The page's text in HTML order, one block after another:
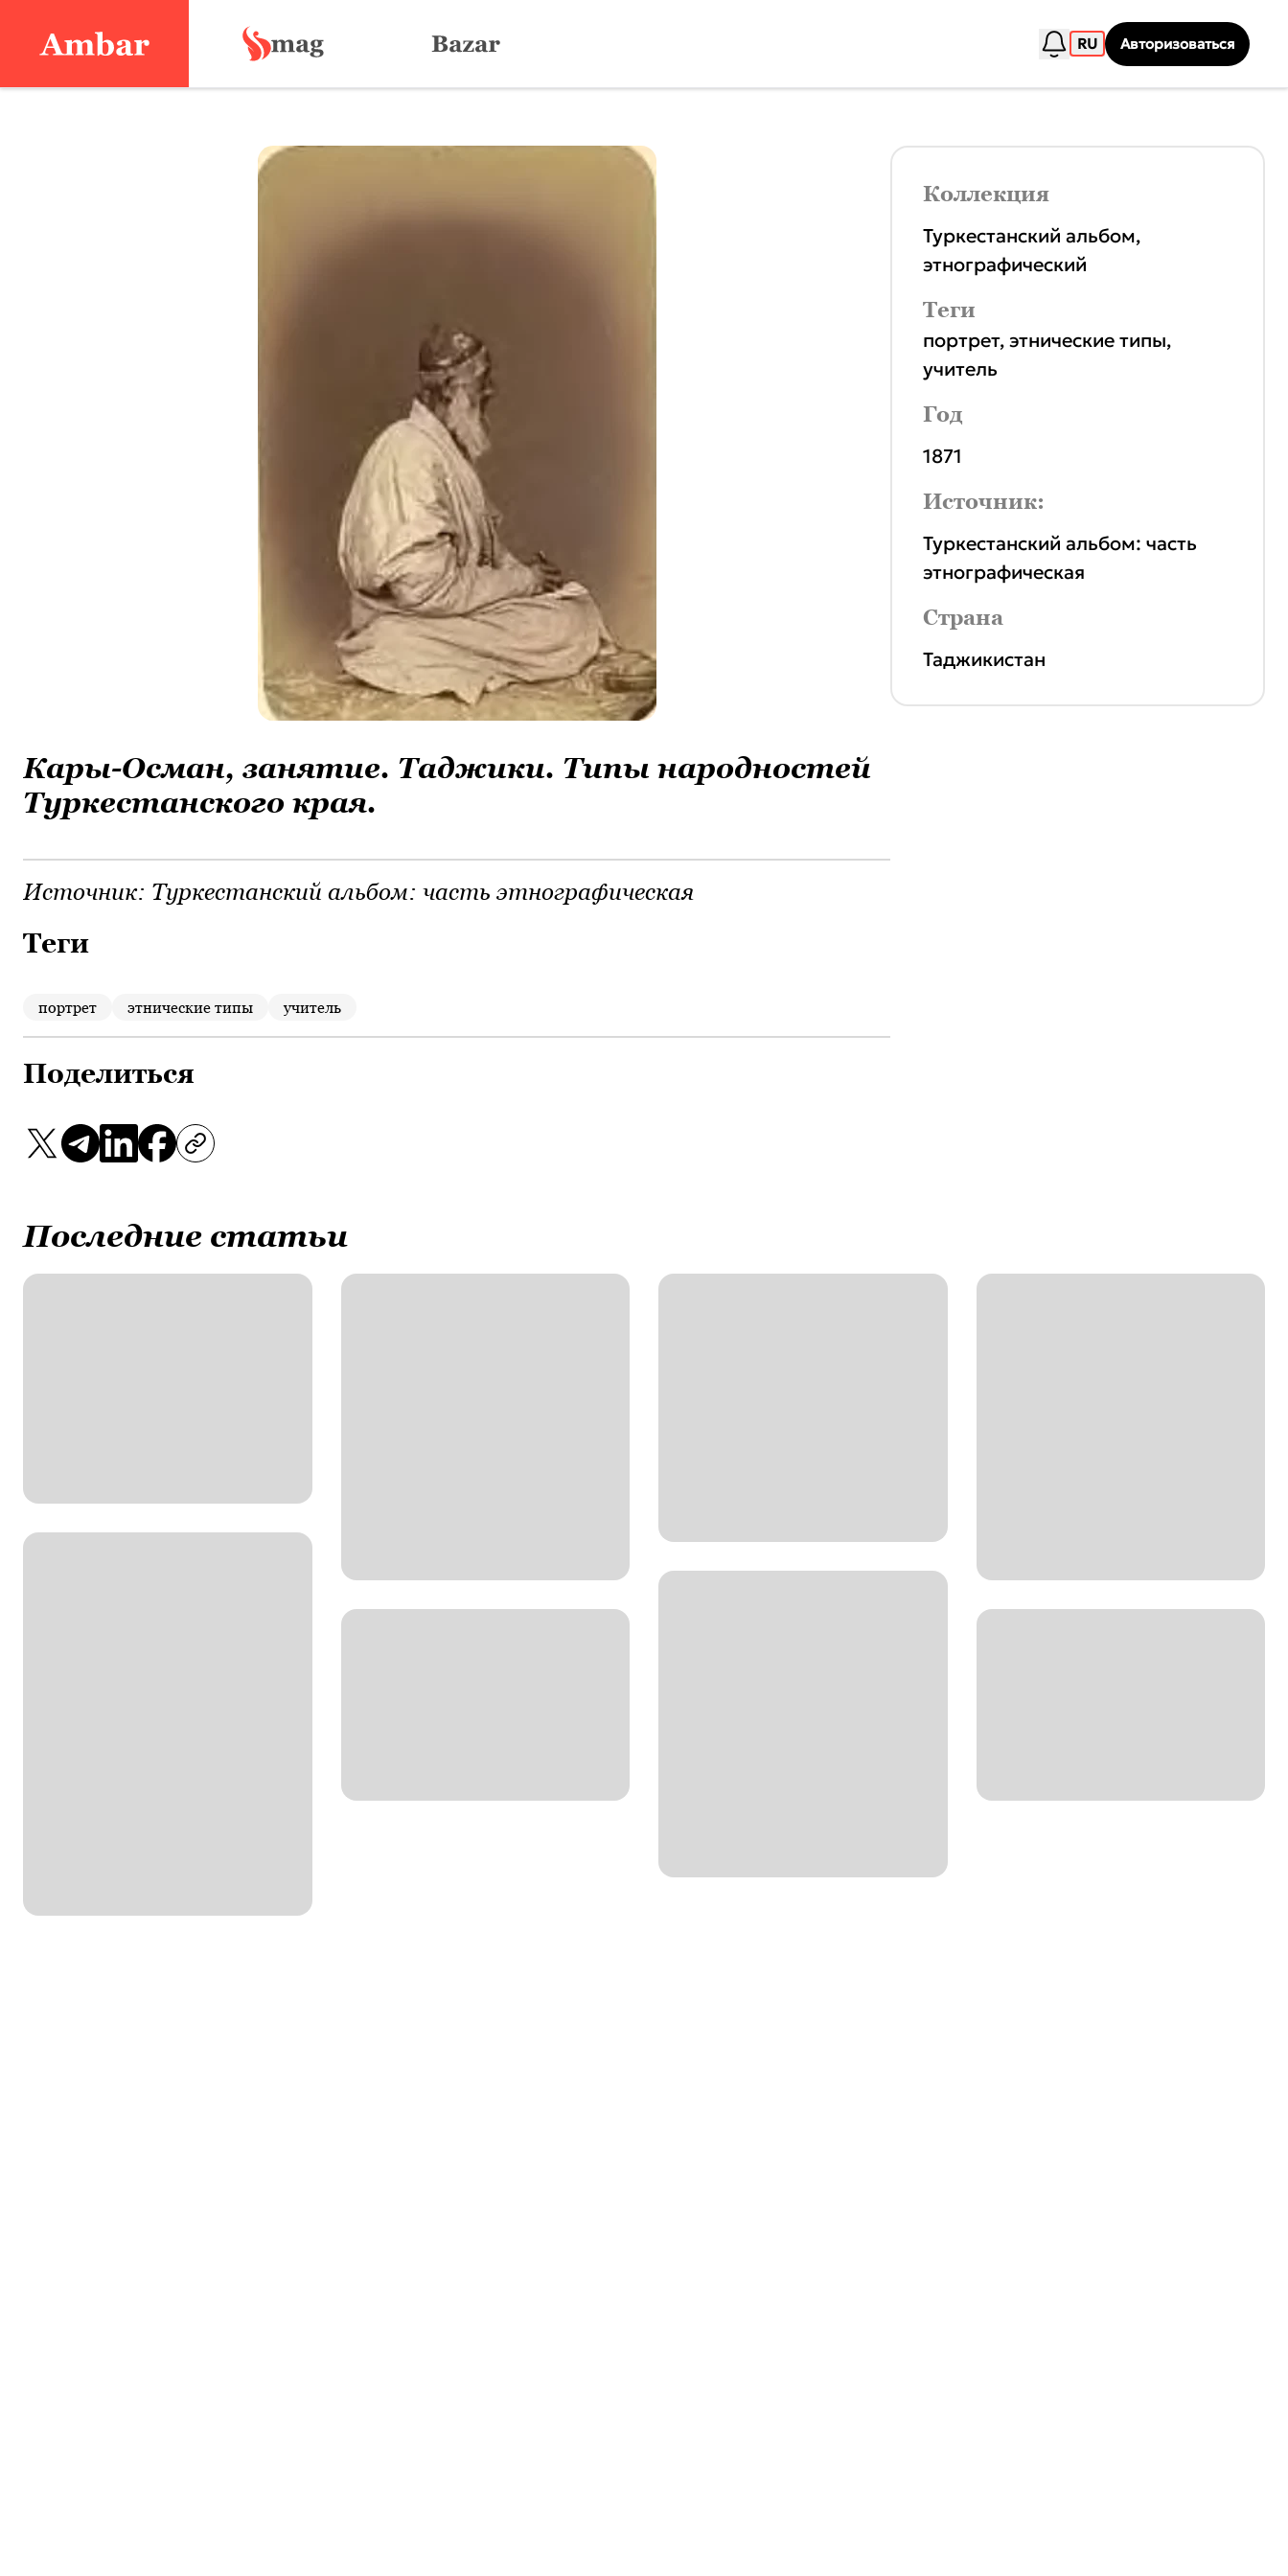
RU Авторизоваться
Кары-Осман, занятие. Таджики. Типы народностей
Туркестанского края.
Источник: Туркестанский альбом: часть этнографическая
Теги
портрет этнические типы учитель
Поделиться
Коллекция
Туркестанский альбом,
этнографический
Теги
портрет,этнические типы,
учитель
Год
1871
Источник:
Туркестанский альбом: часть
этнографическая
Страна
Таджикистан
Последние статьи